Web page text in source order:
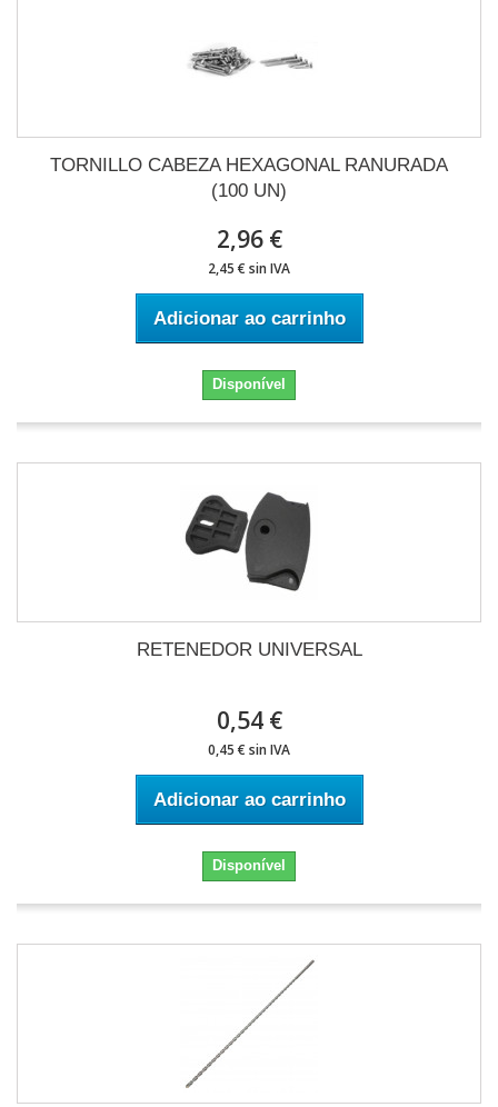
TORNILLO CABEZA HEXAGONAL RANURADA
(100 UN)
2,96 €
2,45 € sin IVA
Adicionar ao carrinho
Disponível
RETENEDOR UNIVERSAL
0,54 €
0,45 € sin IVA
Adicionar ao carrinho
Disponível